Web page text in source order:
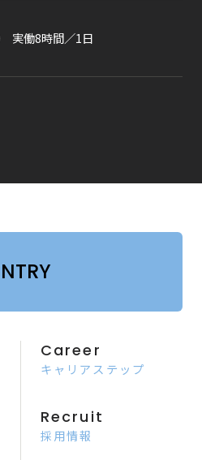
実働8時間／1日
Career
キャリアステップ
Recruit
採用情報